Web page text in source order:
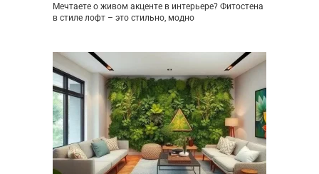
Мечтаете о живом акценте в интерьере? Фитостена
в стиле лофт – это стильно, модно